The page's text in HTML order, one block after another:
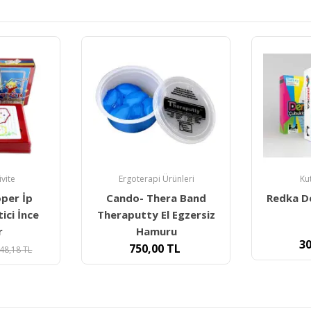
Band
Kutu Oyunları
Redka Denge Çubukları
300,00TL
Lotto –